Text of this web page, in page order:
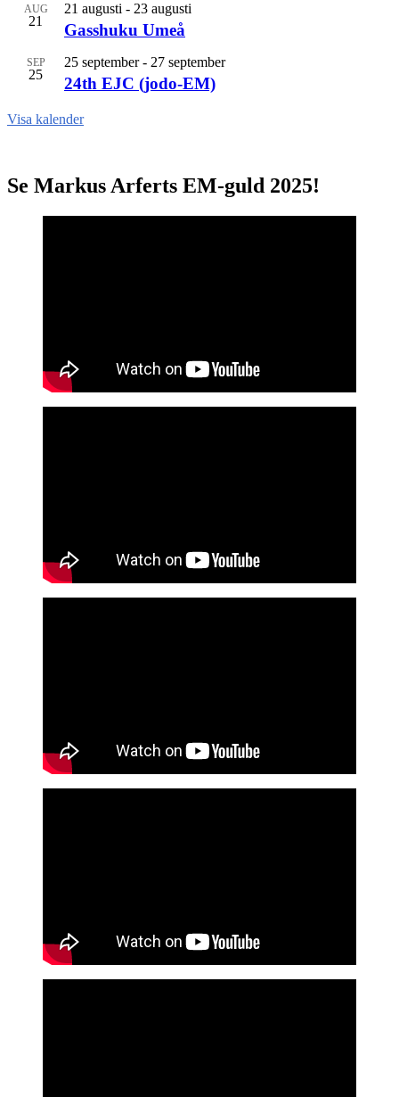
AUG
21
21 augusti - 23 augusti
Gasshuku Umeå
SEP
25
25 september- 27 september
24th EJC (jodo-EM)
Visa kalender
Se Markus Arferts EM-guld 2025!